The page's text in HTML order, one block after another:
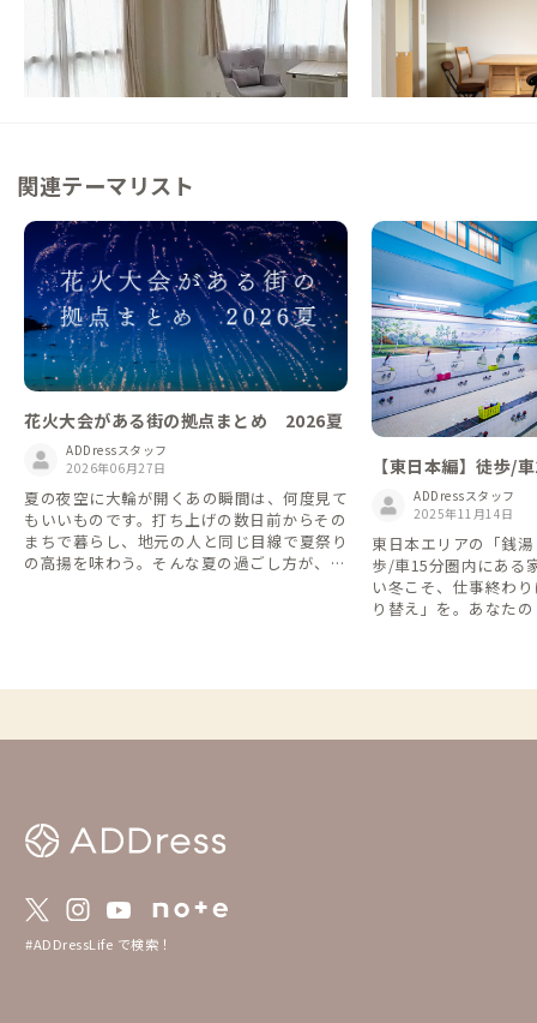
【駅徒歩10分】近隣で何でも揃う？便利す
ぎる立地にある家
この家からの距離 0km
【まるっと貸切専用
ンディア、東京観光
この家からの距離 0km
関連テーマリスト
花火大会がある街の拠点まとめ 2026夏
ADDressスタッフ
2026年06月27日
夏の夜空に大輪が開くあの瞬間は、何度見て
もいいものです。打ち上げの数日前からその
まちで暮らし、地元の人と同じ目線で夏祭り
の高揚を味わう。そんな夏の過ごし方が、A
い。
【東日本編】徒歩/
がある家ADDressスタッフ
2025年11月14日
東日本エリアの「銭
歩/車15分圏内にある
い冬こそ、仕事終わ
り替え」を。あなた
#ADDressLife で検索！